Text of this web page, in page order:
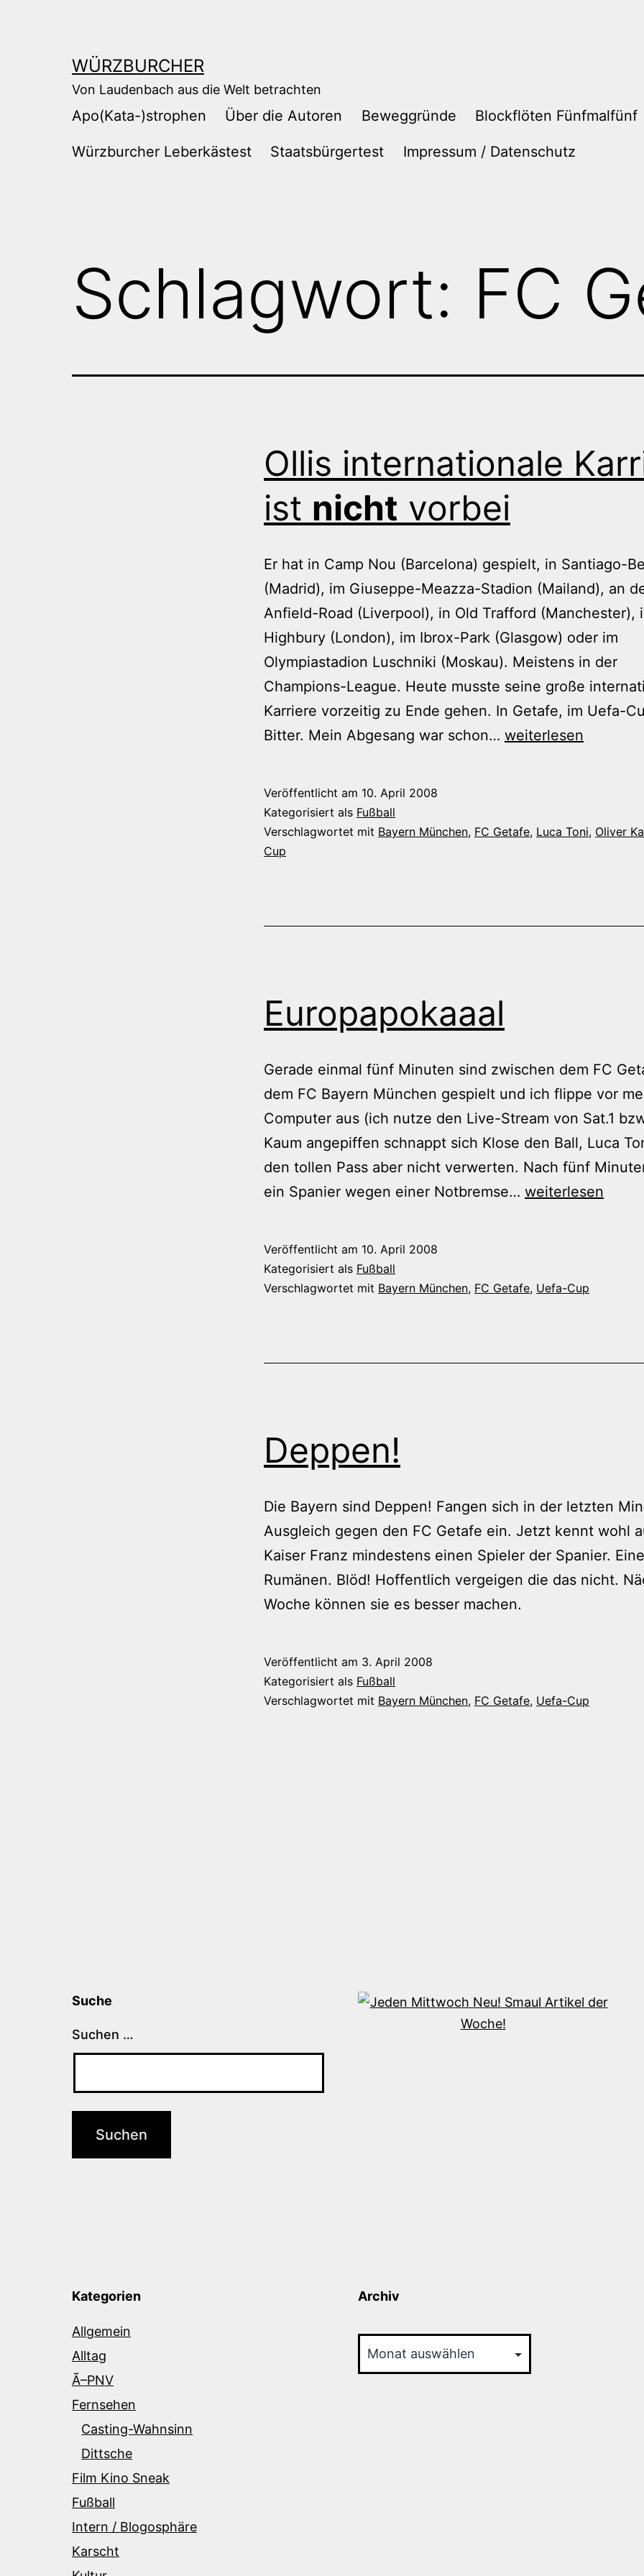
WÜRZBURCHER
Von Laudenbach aus die Welt betrachten
Apo(Kata-)strophen Über die Autoren Beweggründe Blockflöten Fünfmalfünf
Würzburcher Leberkästest Staatsbürgertest Impressum / Datenschutz
Schlagwort: FC
Ollis internationale
ist nicht vorbei
Er hat in Camp Nou (Barcelona) gespielt, in Santiago-
(Madrid), im Giuseppe-Meazza-Stadion (Mailand), an
Anfield-Road (Liverpool), in Old Trafford (Manchester),
Highbury (London), im Ibrox-Park (Glasgow) oder im
Olympiastadion Luschniki (Moskau). Meistens in der
Champions-League. Heute musste seine große
Karriere vorzeitig zu Ende gehen. In Getafe, im Uefa-
Bitter. Mein Abgesang war schon… Ollis
nicht
weiterlesen
Veröffentlicht am 10. April 2008
Kategorisiert als Fußball
Verschlagwortet mit Bayern München, FC Getafe, Luca Toni, Oliver
Cup
Europapokaaal
Gerade einmal fünf Minuten sind zwischen dem FC
dem FC Bayern München gespielt und ich flippe vor
Computer aus (ich nutze den Live-Stream von Sat.1
Kaum angepiffen schnappt sich Klose den Ball, Luca
den tollen Pass aber nicht verwerten. Nach fünf
ein Spanier wegen einer Notbremse… Europapokaaal
weiterlesen
Veröffentlicht am 10. April 2008
Kategorisiert als Fußball
Verschlagwortet mit Bayern München, FC Getafe, Uefa-Cup
Deppen!
Die Bayern sind Deppen! Fangen sich in der letzten
Ausgleich gegen den FC Getafe ein. Jetzt kennt wohl
Kaiser Franz mindestens einen Spieler der Spanier.
Rumänen. Blöd! Hoffentlich vergeigen die das nicht.
Woche können sie es besser machen.
Veröffentlicht am 3. April 2008
Kategorisiert als Fußball
Verschlagwortet mit Bayern München, FC Getafe, Uefa-Cup
Suche
Suchen …
Kategorien
Allgemein
Alltag
Ã–PNV
Fernsehen
Casting-Wahnsinn
Dittsche
Film Kino Sneak
Fußball
Intern / Blogosphäre
Karscht
Archiv